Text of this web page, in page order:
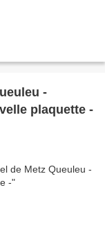
-
plaquette -